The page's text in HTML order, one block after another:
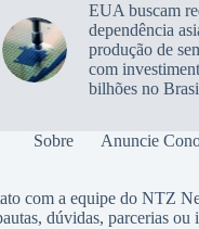
EUA buscam
dependência
produção de
com
bilhões no
Sobre Anuncie
com a equipe do NTZ
dúvidas, parcerias ou